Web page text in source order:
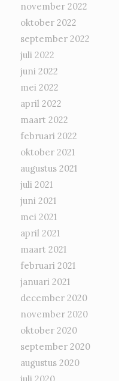
november 2022
oktober 2022
september 2022
juli 2022
juni 2022
mei 2022
april 2022
maart 2022
februari 2022
oktober 2021
augustus 2021
juli 2021
juni 2021
mei 2021
april 2021
maart 2021
februari 2021
januari 2021
december 2020
november 2020
oktober 2020
september 2020
augustus 2020